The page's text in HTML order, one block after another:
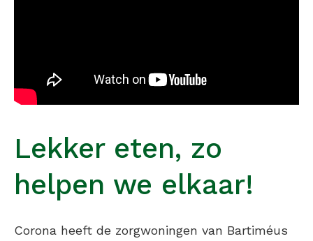
Lekker eten, zo
helpen we elkaar!
Corona heeft de zorgwoningen van Bartiméus